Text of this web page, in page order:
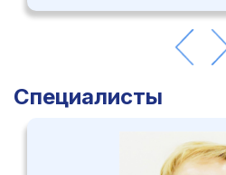
экспертного класса,
щитовидной железы,
Специалисты